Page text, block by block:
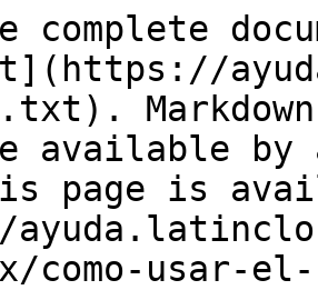
complete
available by
page is
como-usar-